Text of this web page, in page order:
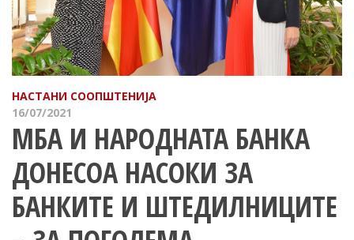
НАСТАНИ СООПШТЕНИЈА
16/07/2021
МБА И НАРОДНАТА БАНКА
ДОНЕСОА НАСОКИ ЗА
БАНКИТЕ И ШТЕДИЛНИЦИТЕ